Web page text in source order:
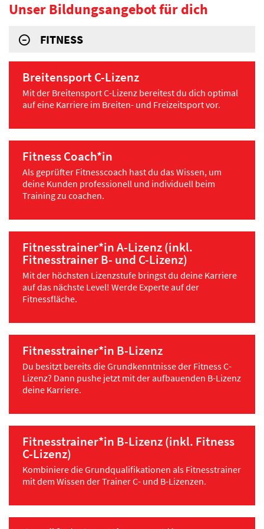
Unser Bildungsangebot für dich
FITNESS
Breitensport C-Lizenz
Mit der Breitensport C-Lizenz bereitest du dich optimal
auf eine Karriere im Breiten- und Freizeitsport vor.
Fitness Coach*in
Als geprüfter Fitnesscoach hast du das Wissen, um
deine Kunden professionell und individuell beim
Training zu coachen.
Fitnesstrainer*in A-Lizenz (inkl.
Fitnesstrainer B- und C-Lizenz)
Mit der höchsten Lizenzstufe bringst du deine Karriere
auf das nächste Level! Werde Experte auf der
Fitnessfläche.
Fitnesstrainer*in B-Lizenz
Du besitzt bereits die Grundkenntnisse der Fitness C-
Lizenz? Dann pushe jetzt mit der aufbauenden B-Lizenz
deine Karriere.
Fitnesstrainer*in B-Lizenz (inkl. Fitness
C-Lizenz)
Kombiniere die Grundqualifikationen als Fitnesstrainer
mit dem Wissen der Trainer C- und B-Lizenzen.